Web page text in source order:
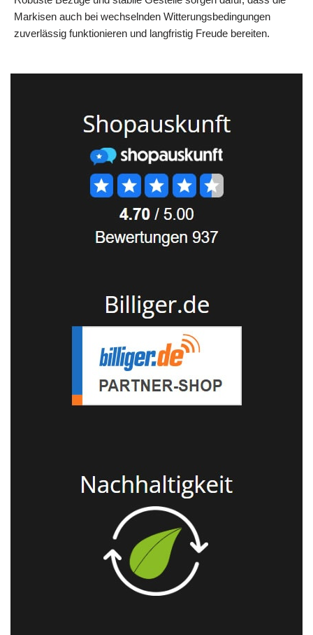
Markisen auch bei wechselnden Witterungsbedingungen
zuverlässig funktionieren und langfristig Freude bereiten.